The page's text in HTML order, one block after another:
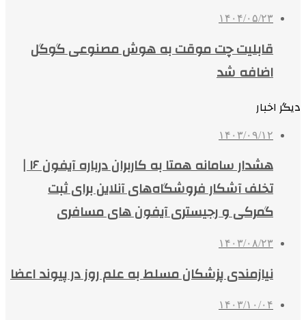
۱۴۰۴/۰۵/۲۳
قابلیت چت موقت به هوش مصنوعی گوگل
اضافه شد
دیگر اخبار
۱۴۰۳/۰۹/۱۲
هشدار سامانه همتا به کاربران درباره آیفون ۱۶ |
تخلف آشکار فروشگاه‌های آنلاین برای ثبت
گمرکی و رجیستری آیفون های مسافری
۱۴۰۳/۰۸/۲۳
نیازمندی پزشکان مسلط به علم روز در پیوند اعضا
۱۴۰۳/۱۰/۰۴